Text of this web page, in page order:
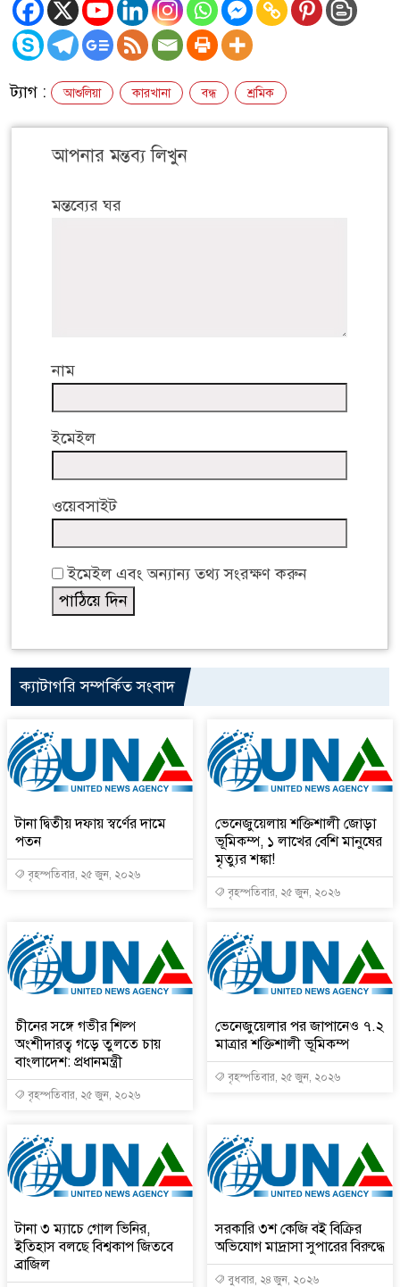
ট্যাগ : আশুলিয়া কারখানা বন্ধ শ্রমিক
আপনার মন্তব্য লিখুন
মন্তব্যের ঘর
নাম
ইমেইল
ওয়েবসাইট
ইমেইল এবং অন্যান্য তথ্য সংরক্ষণ করুন
ক্যাটাগরি সম্পর্কিত সংবাদ
টানা দ্বিতীয় দফায় স্বর্ণের দামে
পতন
বৃহস্পতিবার, ২৫ জুন, ২০২৬
ভেনেজুয়েলায় শক্তিশালী জোড়া
ভূমিকম্প, ১ লাখের বেশি মানুষের
মৃত্যুর শঙ্কা!
বৃহস্পতিবার, ২৫ জুন, ২০২৬
চীনের সঙ্গে গভীর শিল্প
অংশীদারত্ব গড়ে তুলতে চায়
বাংলাদেশ: প্রধানমন্ত্রী
বৃহস্পতিবার, ২৫ জুন, ২০২৬
ভেনেজুয়েলার পর জাপানেও ৭.২
মাত্রার শক্তিশালী ভূমিকম্প
বৃহস্পতিবার, ২৫ জুন, ২০২৬
টানা ৩ ম্যাচে গোল ভিনির,
ইতিহাস বলছে বিশ্বকাপ জিতবে
ব্রাজিল
সরকারি ৩শ কেজি বই বিক্রির
অভিযোগ মাদ্রাসা সুপারের বিরুদ্ধে
বুধবার, ২৪ জুন, ২০২৬